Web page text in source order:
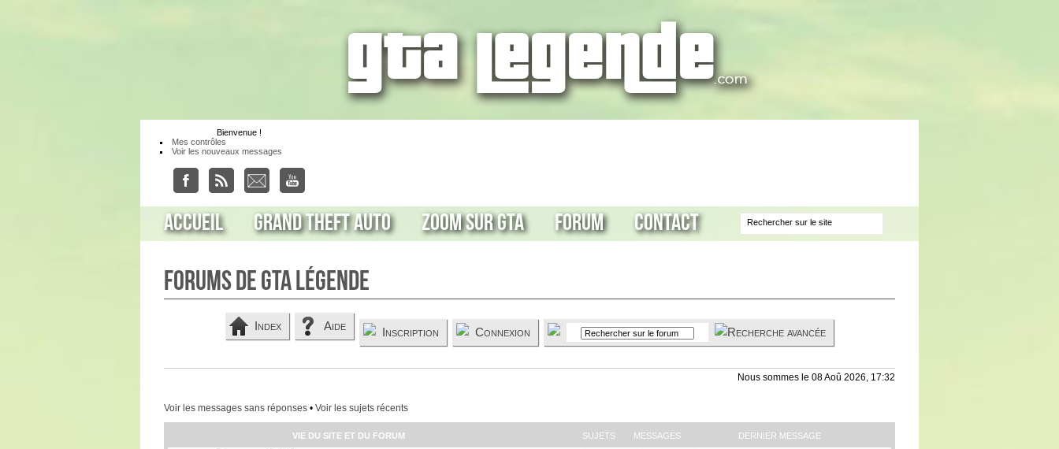
Bienvenue !
Mes contrôles
Voir les nouveaux messages
Accueil Grand Theft Auto Zoom sur GTA Forum Contact
Forums de GTA Légende
Index Aide Inscription Connexion
Nous sommes le 08 Aoû 2026, 17:32
Voir les messages sans réponses • Voir les sujets récents
VIE DU SITE ET DU FORUM SUJETS MESSAGES DERNIER MESSAGE